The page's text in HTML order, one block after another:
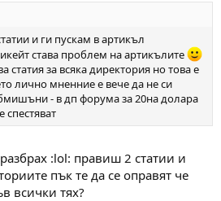
и ги пускам в артикъл
става проблем на артикълите
статия за всяка директория но това е
лично мненние е вече да не си
- в дп форума за 20на долара
спестяват
:lol: правиш 2 статии и
пък те да се оправят че
всички тях?